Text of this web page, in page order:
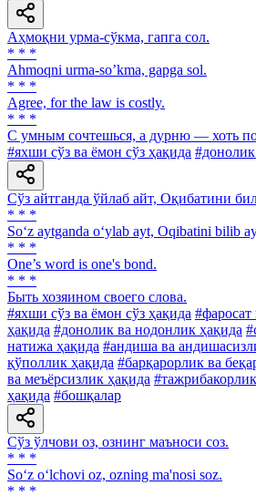
Аҳмоқни урма-сўкма, гапга сол.
* * *
Аhmoqni urma-soʼkma, gapga sol.
* * *
Agree, for the law is costly.
* * *
C умным сочтешься, а дурню — хоть
#яхши сўз ва ёмон сўз ҳақида
Сўз айтганда ўйлаб айт, Оқибатини
* * *
So‘z aytganda o‘ylab ayt, Oqibatini bilib
* * *
One’s word is one's bond.
* * *
Быть хозяином своего слова.
#яхши сўз ва ёмон сўз ҳақида #фаросат
ҳақида #донолик ва нодонлик ҳақида
натижа ҳақида #андиша ва
қўполлик ҳақида #барқарорлик ва
ва меъёрсизлик ҳақида
ҳақида #бошқалар
Сўз ўлчови оз, ознинг маъноси соз.
* * *
So‘z o‘lchovi oz, ozning ma'nosi soz.
* * *